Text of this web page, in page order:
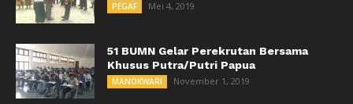
PEGAF Mei 4, 2019
51 BUMN Gelar Perekrutan Bersama
Khusus Putra/Putri Papua
MANOKWARI November 1, 2019